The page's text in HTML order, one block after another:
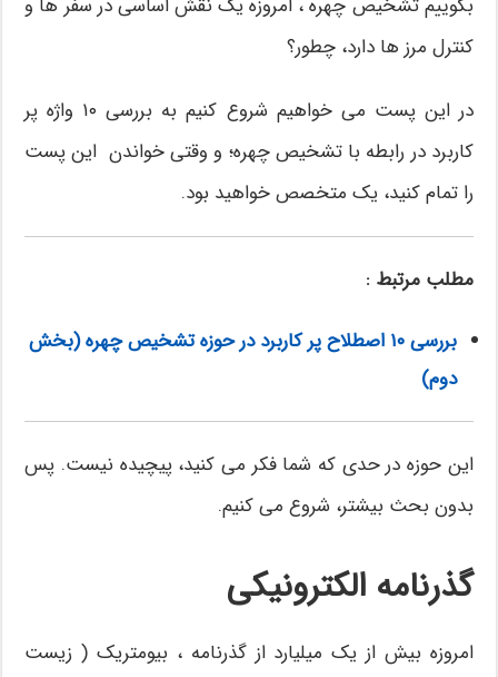
کنترل مرز ها دارد، چطور؟
در این پست می خواهیم شروع کنیم به بررسی ۱۰ واژه پر
کاربرد در رابطه با تشخیص چهره؛ و وقتی خواندن این پست
را تمام کنید، یک متخصص خواهید بود.
مطلب مرتبط :
بررسی ۱۰ اصطلاح پر کاربرد در حوزه تشخیص چهره (بخش
دوم)
این حوزه در حدی که شما فکر می کنید، پیچیده نیست. پس
بدون بحث بیشتر، شروع می کنیم.
گذرنامه الکترونیکی
امروزه بیش از یک میلیارد از گذرنامه ، بیومتریک ( زیست